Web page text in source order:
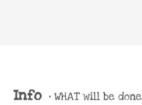
Info • WHAT will be done